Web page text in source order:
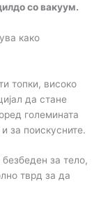
со вакуум.
како
топки, високо
да стане
големината
за поискусните.
за тело,
тврд за да